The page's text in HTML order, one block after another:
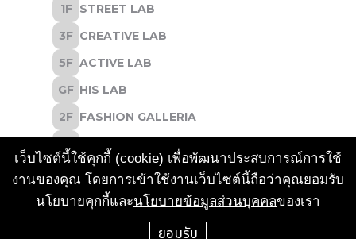
เว็บไซต์นี้ใช้คุกกี้ (cookie) เพื่อพัฒนาประสบการณ์การใช้
งานของคุณ โดยการเข้าใช้งานเว็บไซต์นี้ถือว่าคุณยอมรับ
นโยบายคุกกี้และนโยบายข้อมูลส่วนบุคคลของเรา
ยอมรับ